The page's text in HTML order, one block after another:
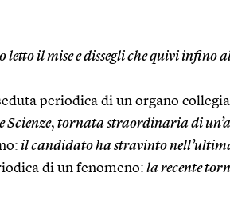
letto il mise e dissegli che quivi infino
periodica di un organo
Scienze, tornata straordinaria di
il candidato ha stravinto
di un fenomeno: la recente